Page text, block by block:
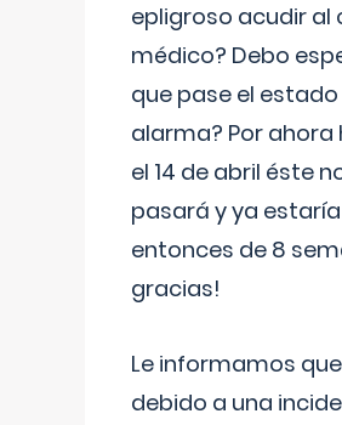
epligroso acudir al
médico? Debo
que pase el
alarma? Por ahora
el 14 de abril éste
pasará y ya
entonces de 8
gracias!
Le informamos
debido a una